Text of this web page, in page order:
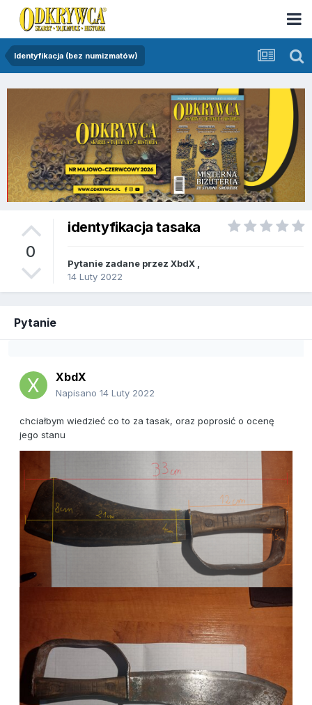
Identyfikacja (bez numizmatów)
0
identyfikacja tasaka
Pytanie zadane przez XbdX
14 Luty 2022
Pytanie
XbdX
Napisano 14 Luty 2022
chciałbym wiedzieć co to za tasak, oraz poprosić o ocenę
jego stanu